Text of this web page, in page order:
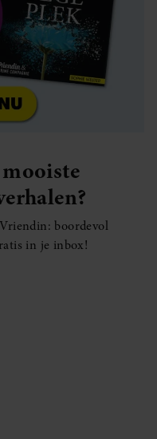
boordevol
in je inbox!